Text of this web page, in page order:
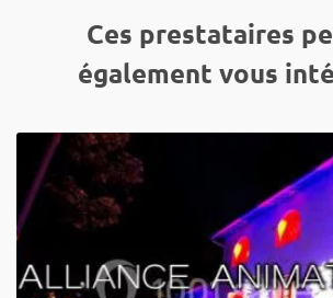
Ces prestataires
également vous